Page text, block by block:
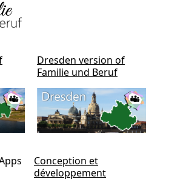
Dresden version of
Familie und Beruf
Conception et
développement